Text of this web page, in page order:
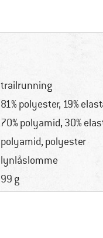
trailrunning
81% polyester, 19%
70% polyamid, 30%
polyamid, polyester
lynlåslomme
99 g